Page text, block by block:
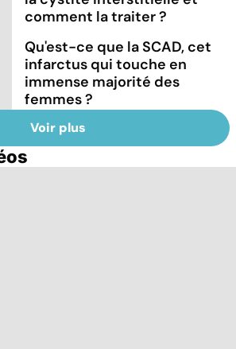
comment la traiter ?
Qu'est-ce que la SCAD, cet
infarctus qui touche en
immense majorité des
femmes ?
Voir plus